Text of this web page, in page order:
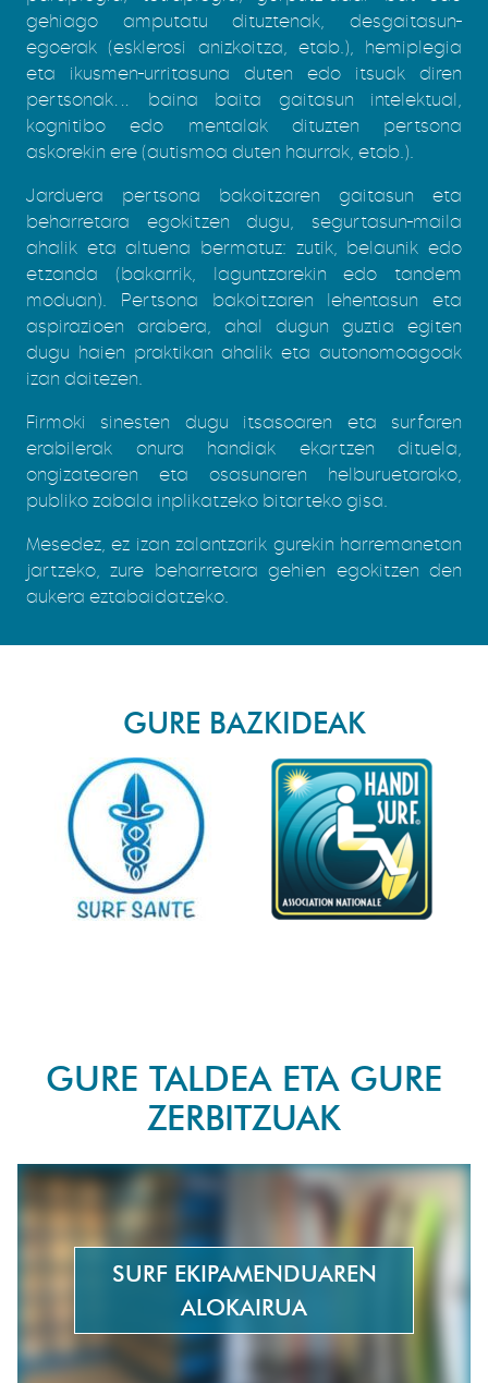
gehiago amputatu dituztenak, desgaitasun-
egoerak (esklerosi anizkoitza, etab.), hemiplegia
eta ikusmen-urritasuna duten edo itsuak diren
pertsonak… baina baita gaitasun intelektual,
kognitibo edo mentalak dituzten pertsona
askorekin ere (autismoa duten haurrak, etab.).
Jarduera pertsona bakoitzaren gaitasun eta
beharretara egokitzen dugu, segurtasun-maila
ahalik eta altuena bermatuz: zutik, belaunik edo
etzanda (bakarrik, laguntzarekin edo tandem
moduan). Pertsona bakoitzaren lehentasun eta
aspirazioen arabera, ahal dugun guztia egiten
dugu haien praktikan ahalik eta autonomoagoak
izan daitezen.
Firmoki sinesten dugu itsasoaren eta surfaren
erabilerak onura handiak ekartzen dituela,
ongizatearen eta osasunaren helburuetarako,
publiko zabala inplikatzeko bitarteko gisa.
Mesedez, ez izan zalantzarik gurekin harremanetan
jartzeko, zure beharretara gehien egokitzen den
aukera eztabaidatzeko.
GURE BAZKIDEAK
GURE TALDEA ETA GURE
ZERBITZUAK
SURF EKIPAMENDUAREN
ALOKAIRUA